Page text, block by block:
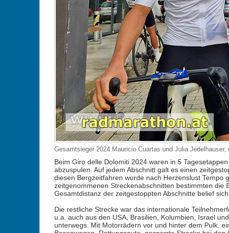
Gesamtsieger 2024 Mauricio Cuartas und Julia
Beim Giro delle Dolomiti 2024 waren in 5
abzuspulen. Auf jedem Abschnitt galt es einen
diesen Bergzeitfahren wurde nach Herzenslust Tempo
zeitgenommenen Streckenabschnitten bestimmten die
Gesamtdistanz der zeitgestoppten Abschnitte belief
Die restliche Strecke war das internationale
u.a. auch aus den USA, Brasilien, Kolumbien, Israel
unterwegs. Mit Motorrädern vor und hinter dem Pulk,